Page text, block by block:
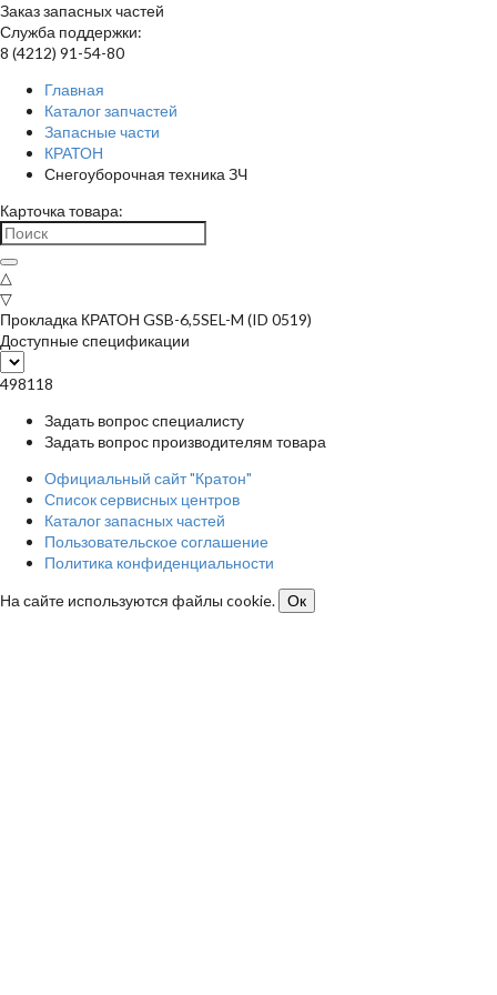
Заказ запасных частей
Служба поддержки:
8 (4212) 91-54-80
Главная
Каталог запчастей
Запасные части
КРАТОН
Снегоуборочная техника ЗЧ
Карточка товара:
△
▽
Прокладка КРАТОН GSB-6,5SEL-M (ID 0519)
Доступные спецификации
498118
Задать вопрос специалисту
Задать вопрос производителям товара
Официальный сайт "Кратон"
Список сервисных центров
Каталог запасных частей
Пользовательское соглашение
Политика конфиденциальности
На сайте используются файлы cookie.
Ок